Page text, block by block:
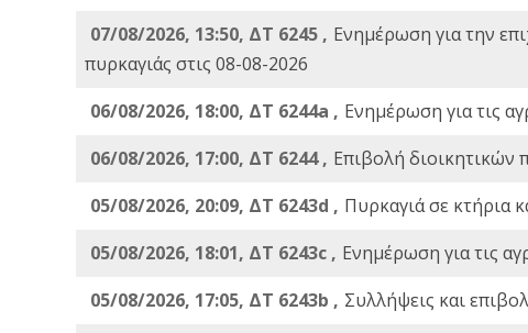
07/08/2026, 13:50, ΔΤ 6245 , Ενημέρωση για την
πυρκαγιάς στις 08-08-2026
06/08/2026, 18:00, ΔΤ 6244a , Ενημέρωση για τις
06/08/2026, 17:00, ΔΤ 6244 , Επιβολή διοικητικών
05/08/2026, 20:09, ΔΤ 6243d , Πυρκαγιά σε κτήρια
05/08/2026, 18:01, ΔΤ 6243c , Ενημέρωση για τις
05/08/2026, 17:05, ΔΤ 6243b , Συλλήψεις και